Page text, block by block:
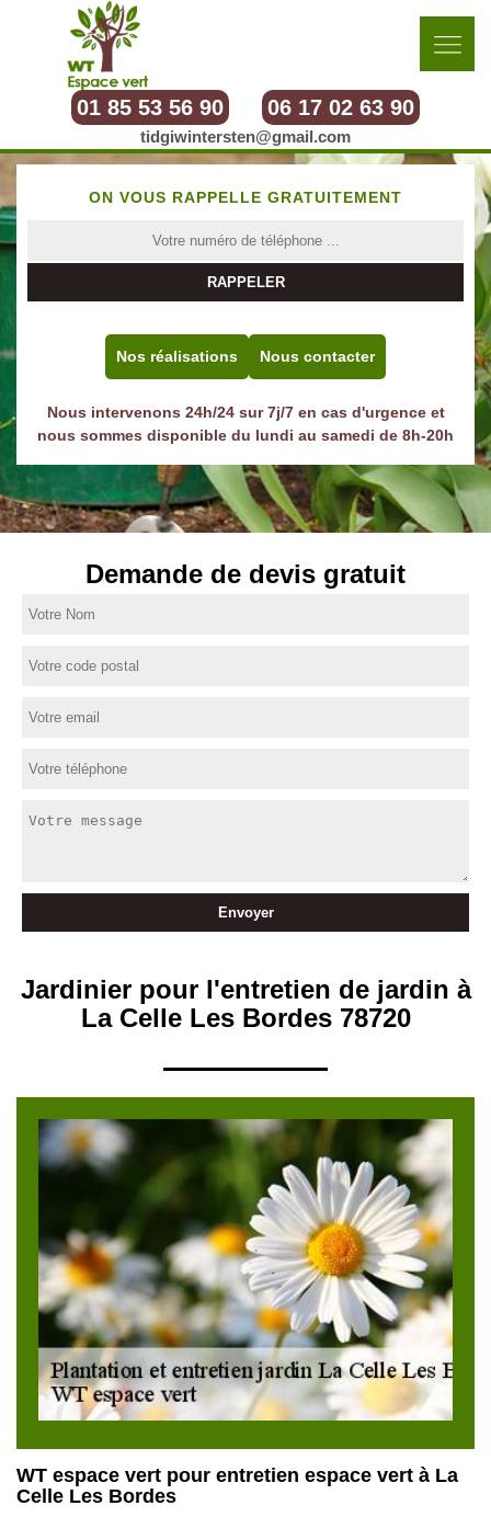
01 85 53 56 90 06 17 02 63 90
tidgiwintersten@gmail.com
ON VOUS RAPPELLE GRATUITEMENT
Nos réalisations Nous contacter
Nous intervenons 24h/24 sur 7j/7 en cas d'urgence et
nous sommes disponible du lundi au samedi de 8h-20h
Demande de devis gratuit
Jardinier pour l'entretien de jardin à
La Celle Les Bordes 78720
WT espace vert pour entretien espace vert à La
Celle Les Bordes